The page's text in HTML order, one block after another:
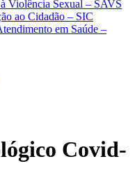
Violência Sexual – SAVS
ao Cidadão – SIC
em Saúde –
Covid-